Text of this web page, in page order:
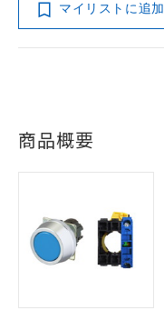
マイリストに追加
商品概要